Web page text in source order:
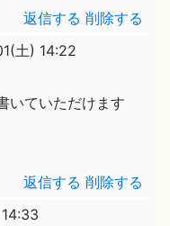
返信する 削除する
土) 14:22
いていただけます
返信する 削除する